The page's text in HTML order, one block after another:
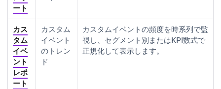
ート
カス
タム
イベ
ント
レポ
ート
カスタム
イベント
のトレン
ド
カスタムイベントの頻度を時系列で監
視し、セグメント別またはKPI数式で
正規化して表示します。